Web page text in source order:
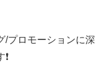
/プロモーションに深